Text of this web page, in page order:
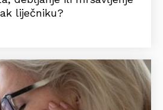
liječniku?